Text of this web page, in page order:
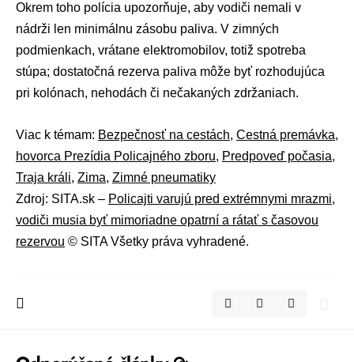
Okrem toho polícia upozorňuje, aby vodiči nemali v
nádrži len minimálnu zásobu paliva. V zimných
podmienkach, vrátane elektromobilov, totiž spotreba
stúpa; dostatočná rezerva paliva môže byť rozhodujúca
pri kolónach, nehodách či nečakaných zdržaniach.
Viac k témam: Bezpečnosť na cestách, Cestná premávka,
hovorca Prezídia Policajného zboru, Predpoveď počasia,
Traja králi, Zima, Zimné pneumatiky
Zdroj: SITA.sk – Policajti varujú pred extrémnymi mrazmi,
vodiči musia byť mimoriadne opatrní a rátať s časovou
rezervou © SITA Všetky práva vyhradené.